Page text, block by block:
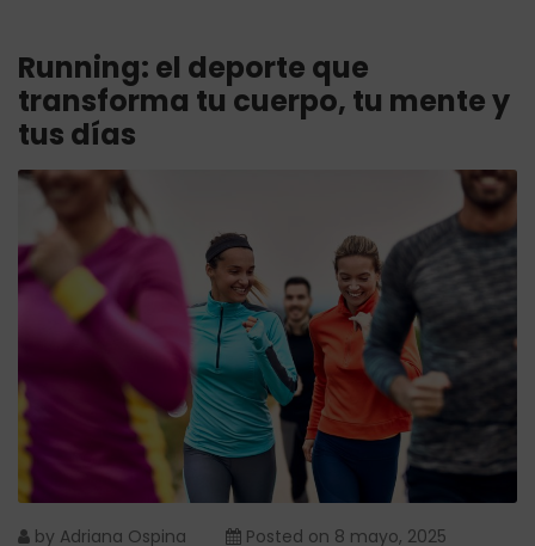
Running: el deporte que
transforma tu cuerpo, tu mente y
tus días
by Adriana Ospina Posted on 8 mayo, 2025